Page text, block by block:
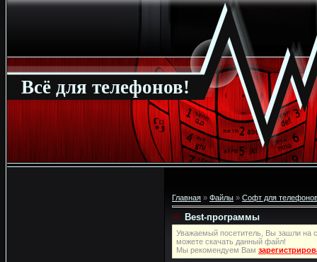
Всё для телефонов!
Главная » Файлы » Софт для
Best-программы
Уважаемый посетитель, Вы зашли на
можете скачать данный файл!
Мы рекомендуем Вам